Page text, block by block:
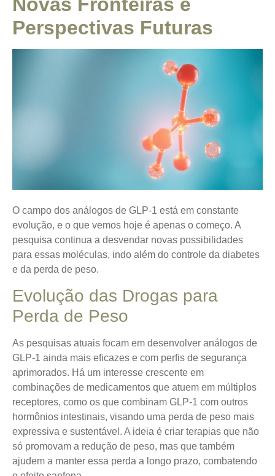
Perspectivas Futuras
O campo dos análogos de GLP-1 está em constante
evolução, e o que vemos hoje é apenas o começo. A
pesquisa continua a desvendar novas possibilidades
para essas moléculas, indo além do controle da diabetes
e da perda de peso.
Evolução das Drogas para
Perda de Peso
As pesquisas atuais focam em desenvolver análogos de
GLP-1 ainda mais eficazes e com perfis de segurança
aprimorados. Há um interesse crescente em
combinações de medicamentos que atuem em múltiplos
receptores, como os que combinam GLP-1 com outros
hormônios intestinais, visando uma perda de peso mais
expressiva e sustentável. A ideia é criar terapias que não
só promovam a redução de peso, mas que também
ajudem a manter essa perda a longo prazo, combatendo